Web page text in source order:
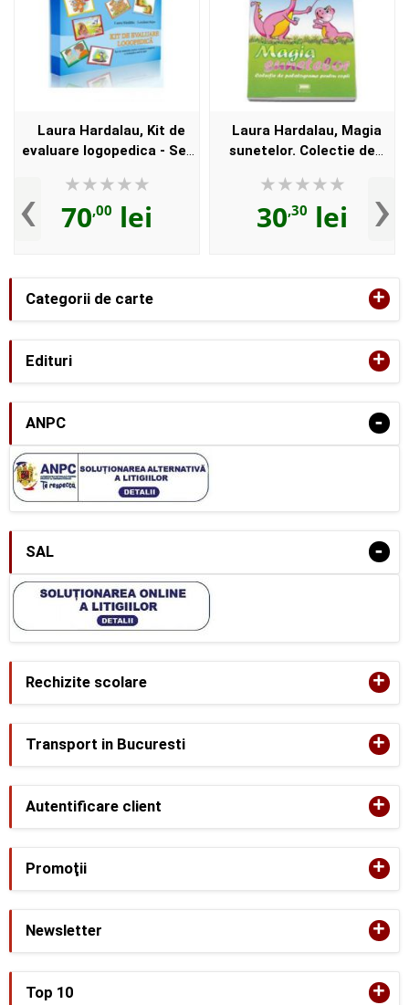
Categorii de carte +
Edituri +
ANPC -
SAL -
‹
Laura Hardalau, Kit de
evaluare logopedica - Set
evaluarea complexa a
limbajului oral la copii
70,00 lei
Laura Hardalau, Magia
sunetelor. Colectie de
Contine CD
30,30 lei ›
Rechizite scolare +
Transport in Bucuresti +
Autentificare client +
Promoţii +
Newsletter +
Top 10 +